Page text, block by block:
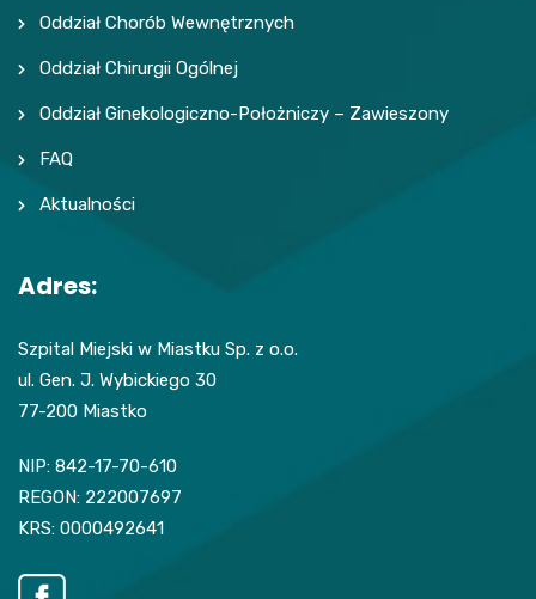
Oddział Chorób Wewnętrznych
Oddział Chirurgii Ogólnej
Oddział Ginekologiczno-Położniczy – Zawieszony
FAQ
Aktualności
Adres:
Szpital Miejski w Miastku Sp. z o.o.
ul. Gen. J. Wybickiego 30
77-200 Miastko
NIP: 842-17-70-610
REGON: 222007697
KRS: 0000492641